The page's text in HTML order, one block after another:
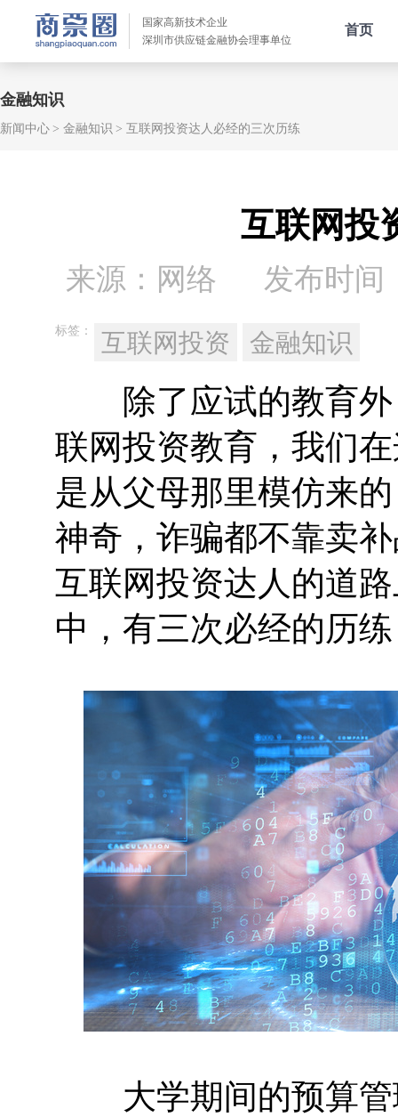
国家高新技术企业
深圳市供应链金融协会理事单位
首页
金融知识
新闻中心 金融知识 互联网投资达人必经的三次历练
互联网投
来源：网络 发布时间
标签： 互联网投资 金融知识
除了应试的教育外
联网投资教育，我们
是从父母那里模仿来
神奇，诈骗都不靠卖
互联网投资达人的道
中，有三次必经的历
大学期间的预算管